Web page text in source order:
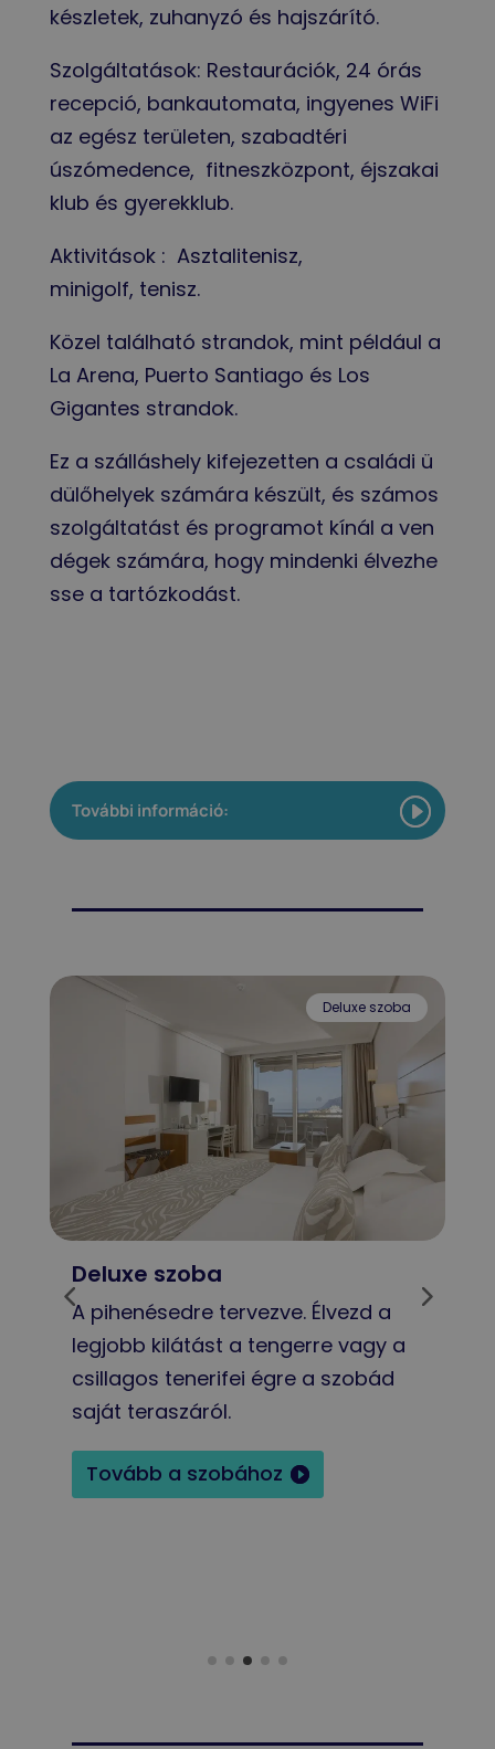
készletek, zuhanyzó és hajszárító.
Szolgáltatások: Restaurációk, 24 órás
recepció, bankautomata, ingyenes WiFi
az egész területen, szabadtéri
úszómedence, fitneszközpont, éjszakai
klub és gyerekklub.
Aktivitások : Asztalitenisz,
minigolf, tenisz.
Közel található strandok, mint például a
La Arena, Puerto Santiago és Los
Gigantes strandok.
Ez a szálláshely kifejezetten a családi ü
dülőhelyek számára készült, és számos
szolgáltatást és programot kínál a ven
dégek számára, hogy mindenki élvezhe
sse a tartózkodást.
További információ:
Deluxe szoba
Deluxe szoba
A pihenésedre tervezve. Élvezd a
legjobb kilátást a tengerre vagy a
csillagos tenerifei égre a szobád
saját teraszáról.
Tovább a szobához